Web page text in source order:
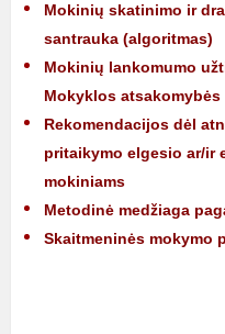
Mokinių skatinimo ir
santrauka (algoritmas)
Mokinių lankomumo
Mokyklos atsakomybės
Rekomendacijos dėl
pritaikymo elgesio ar/ir
mokiniams
Metodinė medžiaga
Skaitmeninės mokymo